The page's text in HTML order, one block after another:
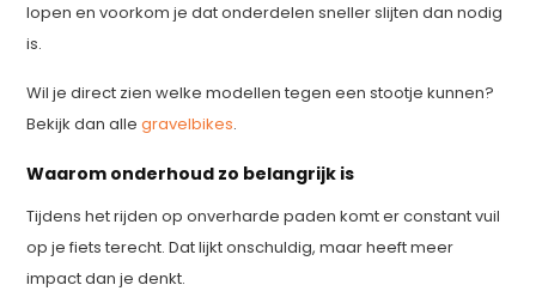
lopen en voorkom je dat onderdelen sneller slijten dan nodig
is.
Wil je direct zien welke modellen tegen een stootje kunnen?
Bekijk dan allegravelbikes.
Waarom onderhoud zo belangrijk is
Tijdens het rijden op onverharde paden komt er constant vuil
op je fiets terecht. Dat lijkt onschuldig, maar heeft meer
impact dan je denkt.